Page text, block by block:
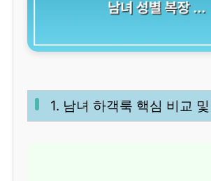
1. 남녀 하객룩 핵심 비교